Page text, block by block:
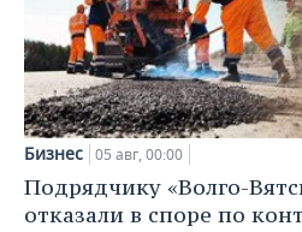
Бизнес 05 авг, 00:00
Подрядчику «Волго-
отказали в споре по